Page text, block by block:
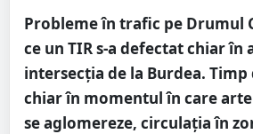
Probleme în trafic pe Drumul
ce un TIR s-a defectat chiar în
intersecția de la Burdea. Timp
chiar în momentul în care
se aglomereze, circulația în